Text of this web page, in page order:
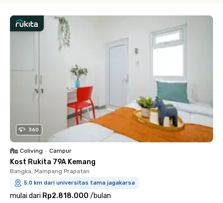
360
Coliving • Campur
Kost Rukita 79A Kemang
Bangka, Mampang Prapatan
5.0 km dari universitas tama jagakarsa
mulai dari Rp2.818.000 /bulan